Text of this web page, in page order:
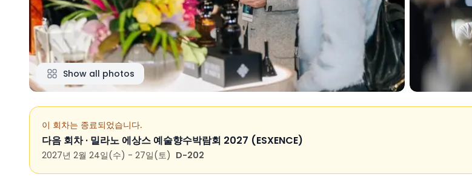
Show all photos
이 회차는 종료되었습니다.
다음 회차 · 밀라노 에상스 예술향수박람회 2027 (ESXENCE)
2027년 2월 24일(수) - 27일(토) D-202